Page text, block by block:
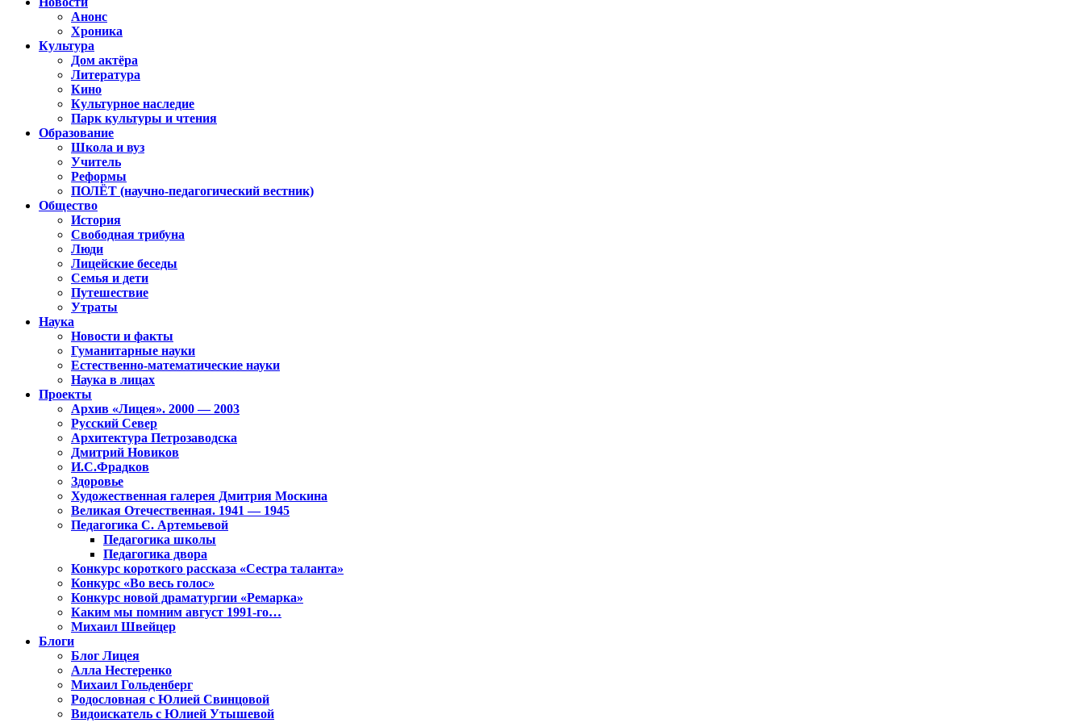
Анонс
Хроника
Культура
Дом актёра
Литература
Кино
Культурное наследие
Парк культуры и чтения
Образование
Школа и вуз
Учитель
Реформы
ПОЛЁТ (научно-педагогический вестник)
Общество
История
Свободная трибуна
Люди
Лицейские беседы
Семья и дети
Путешествие
Утраты
Наука
Новости и факты
Гуманитарные науки
Естественно-математические науки
Наука в лицах
Проекты
Архив «Лицея». 2000 — 2003
Русский Север
Архитектура Петрозаводска
Дмитрий Новиков
И.С.Фрадков
Здоровье
Художественная галерея Дмитрия Москина
Великая Отечественная. 1941 — 1945
Педагогика С. Артемьевой
Педагогика школы
Педагогика двора
Конкурс короткого рассказа «Сестра таланта»
Конкурс «Во весь голос»
Конкурс новой драматургии «Ремарка»
Каким мы помним август 1991-го…
Михаил Швейцер
Блоги
Блог Лицея
Алла Нестеренко
Михаил Гольденберг
Родословная с Юлией Свинцовой
Видоискатель с Юлией Утышевой